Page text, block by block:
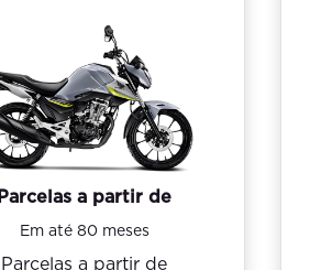
Parcelas a partir de
Em até 80 meses
Parcelas a partir de